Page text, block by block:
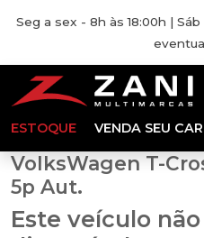
Seg a sex - 8h às 18:00h |
ESTOQUE VENDA SEU
VolksWagen T-
5p Aut.
Este veículo